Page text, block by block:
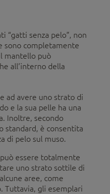
“gatti senza pelo”, non
sono completamente
mantello può
all’interno della
ad avere uno strato di
e la sua pelle ha una
Inoltre, secondo
standard, è consentita
di pelo sul muso.
può essere totalmente
uno strato sottile di
aree, come
Tuttavia, gli esemplari